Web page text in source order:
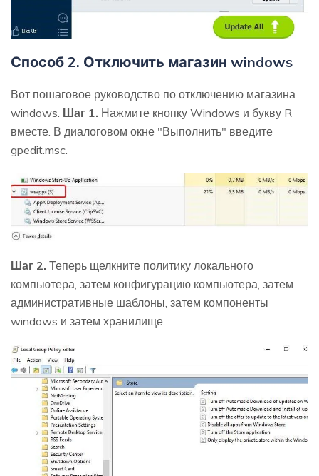
Способ 2. Отключить магазин windows
Вот пошаговое руководство по отключению магазина
windows. Шаг 1. Нажмите кнопку Windows и букву R
вместе. В диалоговом окне "Выполнить" введите
gpedit.msc.
Шаг 2. Теперь щелкните политику локального
компьютера, затем конфигурацию компьютера, затем
административные шаблоны, затем компоненты
windows и затем хранилище.